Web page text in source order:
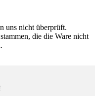
uns nicht überprüft.
die die Ware nicht